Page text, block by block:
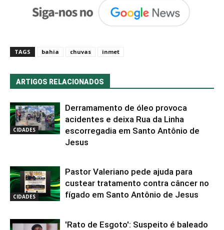
TAGS bahia chuvas inmet
ARTIGOS RELACIONADOS
CIDADES
Derramamento de óleo provoca
acidentes e deixa Rua da Linha
escorregadia em Santo Antônio de
Jesus
CIDADES
Pastor Valeriano pede ajuda para
custear tratamento contra câncer no
fígado em Santo Antônio de Jesus
'Rato de Esgoto': Suspeito é baleado